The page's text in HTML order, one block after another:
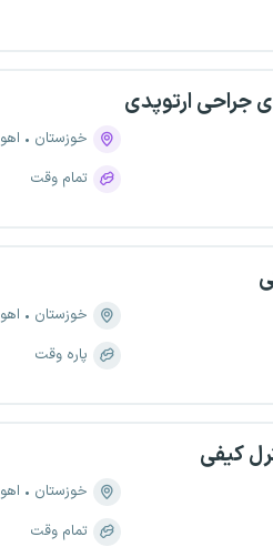
جراحی ارتوپدی
خوزستان
تمام وقت
خوزستان
پاره وقت
کیفی
خوزستان
تمام وقت